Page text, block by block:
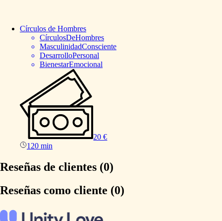
Círculos de Hombres
CírculosDeHombres
MasculinidadConsciente
DesarrolloPersonal
BienestarEmocional
20 €
120 min
Reseñas de clientes (0)
Reseñas como cliente (0)